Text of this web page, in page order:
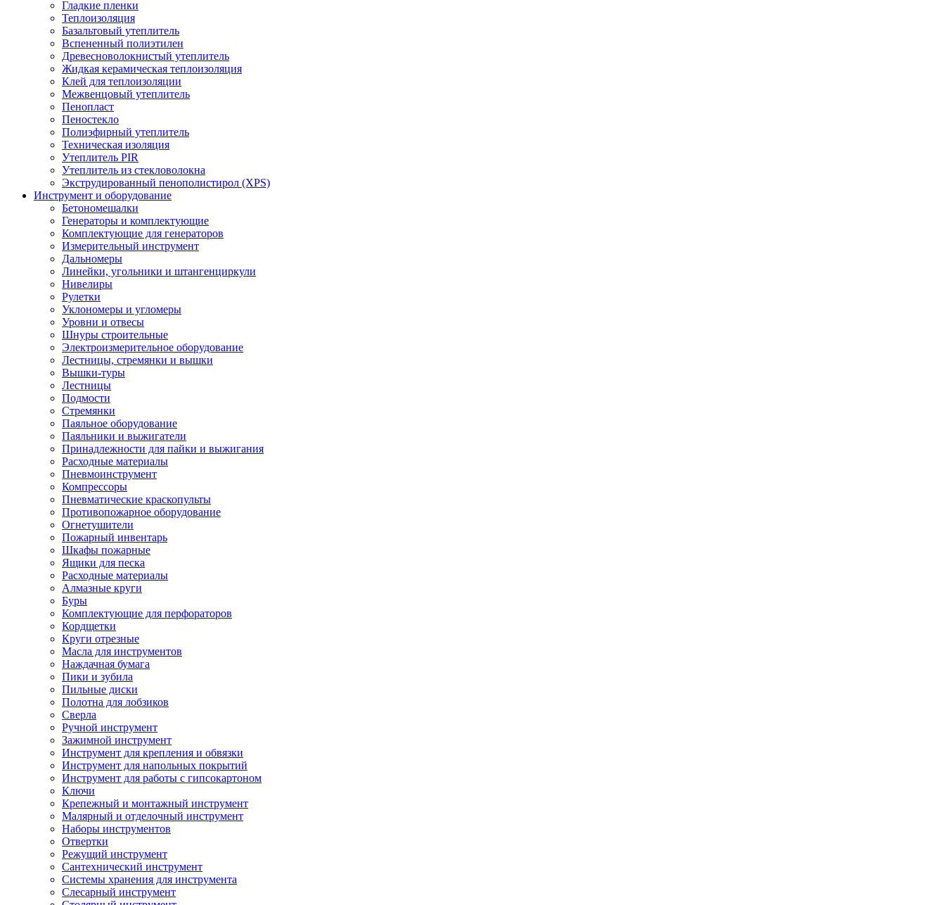
Гладкие пленки
Теплоизоляция
Базальтовый утеплитель
Вспененный полиэтилен
Древесноволокнистый утеплитель
Жидкая керамическая теплоизоляция
Клей для теплоизоляции
Межвенцовый утеплитель
Пенопласт
Пеностекло
Полиэфирный утеплитель
Техническая изоляция
Утеплитель PIR
Утеплитель из стекловолокна
Экструдированный пенополистирол (XPS)
Инструмент и оборудование
Бетономешалки
Генераторы и комплектующие
Комплектующие для генераторов
Измерительный инструмент
Дальномеры
Линейки, угольники и штангенциркули
Нивелиры
Рулетки
Уклономеры и угломеры
Уровни и отвесы
Шнуры строительные
Электроизмерительное оборудование
Лестницы, стремянки и вышки
Вышки-туры
Лестницы
Подмости
Стремянки
Паяльное оборудование
Паяльники и выжигатели
Принадлежности для пайки и выжигания
Расходные материалы
Пневмоинструмент
Компрессоры
Пневматические краскопульты
Противопожарное оборудование
Огнетушители
Пожарный инвентарь
Шкафы пожарные
Ящики для песка
Расходные материалы
Алмазные круги
Буры
Комплектующие для перфораторов
Кордщетки
Круги отрезные
Масла для инструментов
Наждачная бумага
Пики и зубила
Пильные диски
Полотна для лобзиков
Сверла
Ручной инструмент
Зажимной инструмент
Инструмент для крепления и обвязки
Инструмент для напольных покрытий
Инструмент для работы с гипсокартоном
Ключи
Крепежный и монтажный инструмент
Малярный и отделочный инструмент
Наборы инструментов
Отвертки
Режущий инструмент
Сантехнический инструмент
Системы хранения для инструмента
Слесарный инструмент